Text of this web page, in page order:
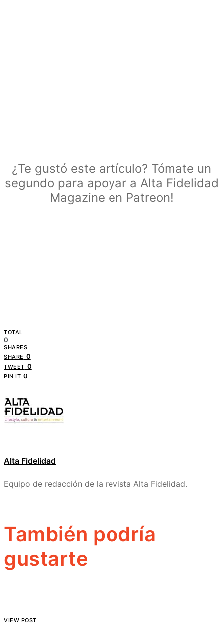
¿Te gustó este artículo? Tómate un
segundo para apoyar a Alta Fidelidad
Magazine en Patreon!
TOTAL
0
SHARES
SHARE 0
TWEET 0
PIN IT 0
Alta Fidelidad
Equipo de redacción de la revista Alta Fidelidad.
También podría
gustarte
VIEW POST